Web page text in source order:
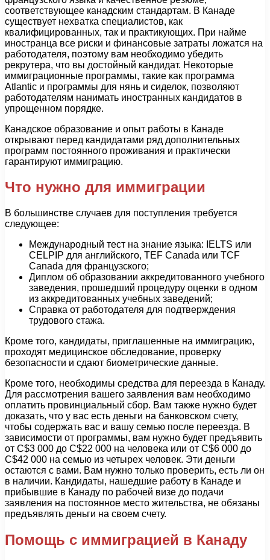
соответствующее канадским стандартам. В Канаде
существует нехватка специалистов, как
квалифицированных, так и практикующих. При найме
иностранца все риски и финансовые затраты ложатся на
работодателя, поэтому вам необходимо убедить
рекрутера, что вы достойный кандидат. Некоторые
иммиграционные программы, такие как программа
Atlantic и программы для нянь и сиделок, позволяют
работодателям нанимать иностранных кандидатов в
упрощенном порядке.
Канадское образование и опыт работы в Канаде
открывают перед кандидатами ряд дополнительных
программ постоянного проживания и практически
гарантируют иммиграцию.
Что нужно для иммиграции
В большинстве случаев для поступления требуется
следующее:
Международный тест на знание языка: IELTS или
CELPIP для английского, TEF Canada или TCF
Canada для французского;
Диплом об образовании аккредитованного учебного
заведения, прошедший процедуру оценки в одном
из аккредитованных учебных заведений;
Справка от работодателя для подтверждения
трудового стажа.
Кроме того, кандидаты, приглашенные на иммиграцию,
проходят медицинское обследование, проверку
безопасности и сдают биометрические данные.
Кроме того, необходимы средства для переезда в Канаду.
Для рассмотрения вашего заявления вам необходимо
оплатить провинциальный сбор. Вам также нужно будет
доказать, что у вас есть деньги на банковском счету,
чтобы содержать вас и вашу семью после переезда. В
зависимости от программы, вам нужно будет предъявить
от C$3 000 до C$22 000 на человека или от C$6 000 до
C$42 000 на семью из четырех человек. Эти деньги
остаются с вами. Вам нужно только проверить, есть ли он
в наличии. Кандидаты, нашедшие работу в Канаде и
прибывшие в Канаду по рабочей визе до подачи
заявления на постоянное место жительства, не обязаны
предъявлять деньги на своем счету.
Помощь с иммиграцией в Канаду